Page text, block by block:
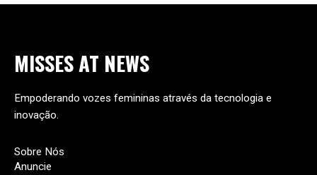
MISSESAT NEWS
Empoderando vozes femininas através da tecnologia e
inovação.
Sobre Nós
Anuncie